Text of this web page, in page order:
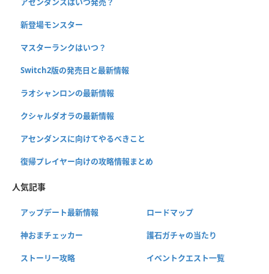
新登場モンスター
マスターランクはいつ？
Switch2版の発売日と最新情報
ラオシャンロンの最新情報
クシャルダオラの最新情報
アセンダンスに向けてやるべきこと
復帰プレイヤー向けの攻略情報まとめ
人気記事
アップデート最新情報 ロードマップ
神おまチェッカー 護石ガチャの当たり
ストーリー攻略 イベントクエスト一覧